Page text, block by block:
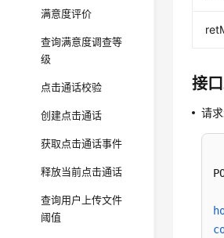
满意度评价
查询满意度调查等
级
点击通话校验
创建点击通话
获取点击通话事件
释放当前点击通话
查询用户上传文件
阈值
接
请